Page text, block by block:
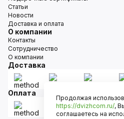
Статьи
Новости
Доставка и оплата
О компании
Контакты
Сотрудничество
О компании
Доставка
Оплата
Продолжая
https://dvizhcom.ru/,
соглашаетесь на